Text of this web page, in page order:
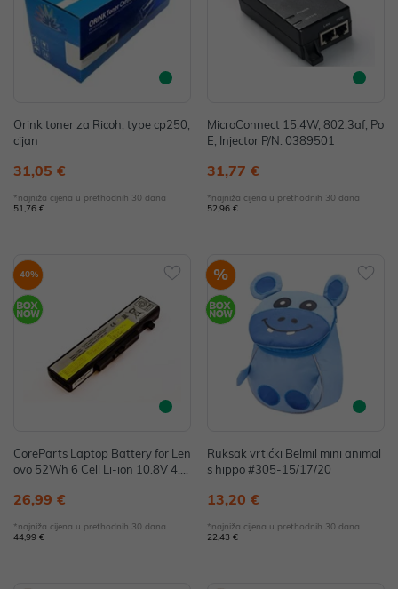
Orink toner za Ricoh, type cp250,
cijan
31,05 €
*najniža cijena u prethodnih 30 dana
51,76 €
MicroConnect 15.4W, 802.3af, Po
E, Injector P/N: 0389501
31,77 €
*najniža cijena u prethodnih 30 dana
52,96 €
-40%
CoreParts Laptop Battery for Len
ovo 52Wh 6 Cell Li-ion 10.8V 4.4
26,99 €
*najniža cijena u prethodnih 30 dana
44,99 €
%
Ruksak vrtićki Belmil mini animal
s hippo #305-15/17/20
13,20 €
*najniža cijena u prethodnih 30 dana
22,43 €